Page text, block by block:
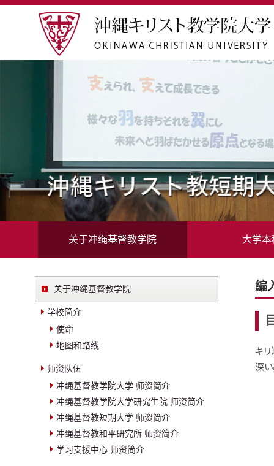
关于冲绳基督教学院 大学本
編
キ
深い
关于冲绳基督教学院
学校简介
使命
地图和路线
师资队伍
冲绳基督教学院大学 师资简介
冲绳基督教学院大学研究生院 师资简介
冲绳基督教短期大学 师资简介
冲绳基督教和平研究所 师资简介
学习支援中心 师资简介